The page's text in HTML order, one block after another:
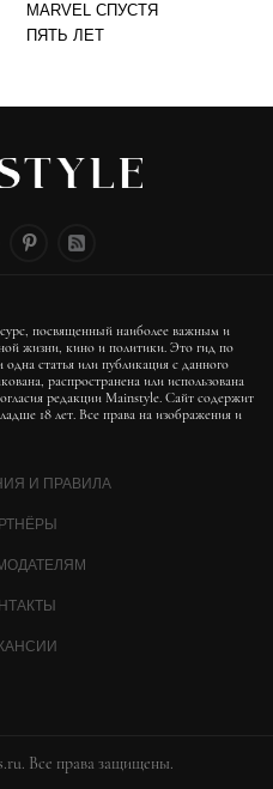
MARVEL СПУСТЯ
ПЯТЬ ЛЕТ
посвященный наиболее важным и
жизни, кино и политики. Это гид по
статья или публикация с данного
распространена или использована
редакции Mainstyle. Сайт содержит
18 лет. Все права на изображения и
И ПРАВИЛА
Все права защищены.